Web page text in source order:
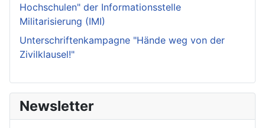
Hochschulen" der Informationsstelle
Militarisierung (IMI)
Unterschriftenkampagne "Hände weg von der
Zivilklausel!"
Newsletter